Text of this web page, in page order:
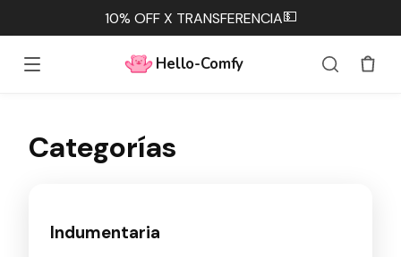
10% OFF X TRANSFERENCIA💵
Hello-Comfy
Categorías
Indumentaria